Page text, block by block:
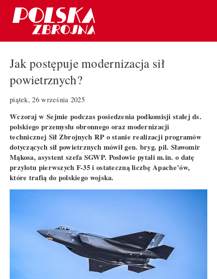
Jak postępuje modernizacja sił
powietrznych?
piątek, 26 września 2025
Wczoraj w Sejmie podczas posiedzenia podkomisji stałej ds.
polskiego przemysłu obronnego oraz modernizacji
technicznej Sił Zbrojnych RP o stanie realizacji programów
dotyczących sił powietrznych mówił gen. bryg. pil. Sławomir
Mąkosa, asystent szefa SGWP. Posłowie pytali m.in. o datę
przylotu pierwszych F-35 i ostateczną liczbę Apache’ów,
które trafią do polskiego wojska.